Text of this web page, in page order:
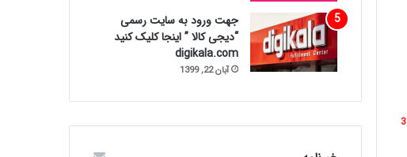
جهت ورود به سایت رسمی
“دیجی کالا ” اینجا کلیک کنید
digikala.com
آبان 22, 1399